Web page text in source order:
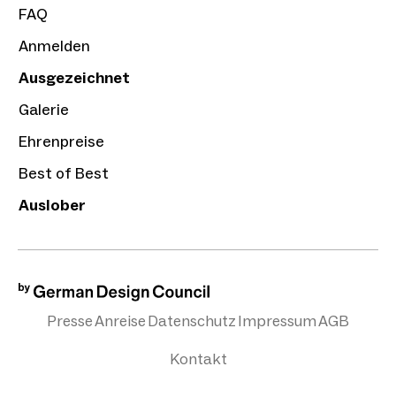
FAQ
Anmelden
Ausgezeichnet
Galerie
Ehrenpreise
Best of Best
Auslober
PresseAnreiseDatenschutzImpressumAGB
Kontakt